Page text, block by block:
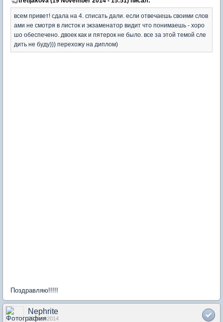
всем привет! сдала на 4. списать дали. если отвечаешь своими слов
ами не смотря в листок и экзаменатор видит что понимаешь - хоро
шо обеспечено. двоек как и пятерок не было. все за этой темой сле
дить не буду))) перехожу на диплом)
Поздравляю!!!!!
Nephrite
20 Nov 2014